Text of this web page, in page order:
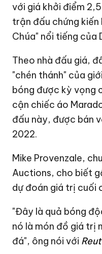
với giá khởi điểm
trận đấu chứng
Chúa" nổi tiếng của
Theo nhà đấu giá,
"chén thánh" của
bóng được kỳ vọng
cận chiếc áo
đấu này, được bán
2022.
Mike Provenzale,
Auctions, cho biết
dự đoán giá trị cuối
"Đây là quả bóng
nó là món đồ giá trị
đá", ông nói với